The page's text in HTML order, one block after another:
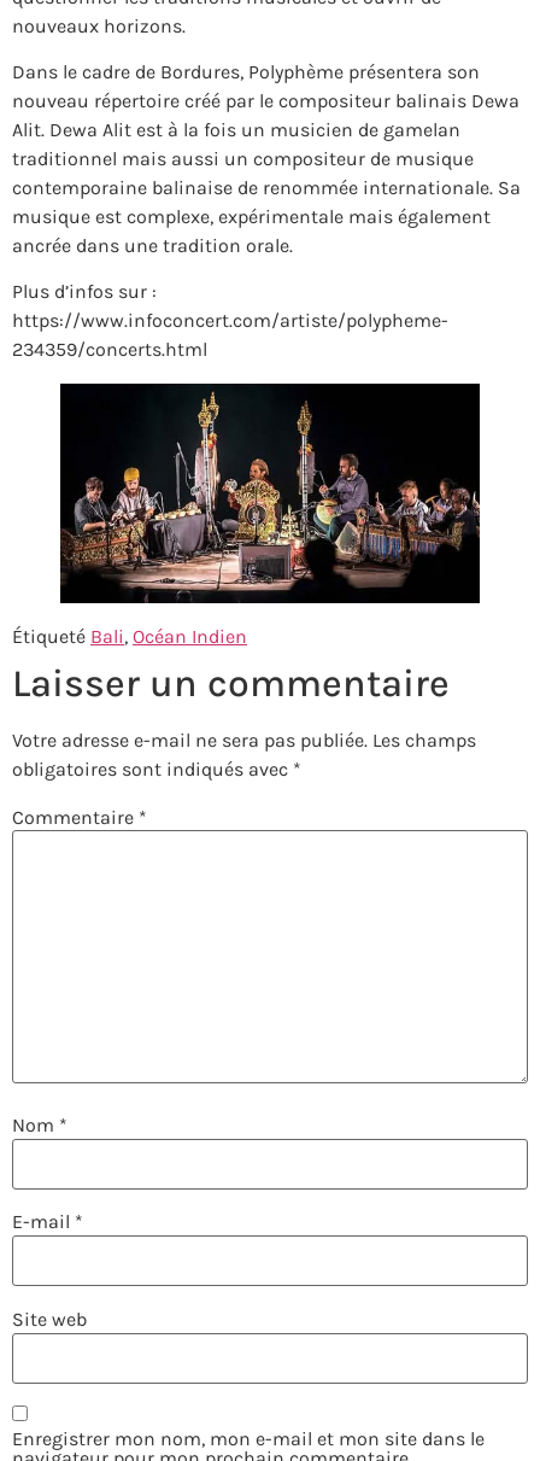
nouveaux horizons.
Dans le cadre de Bordures, Polyphème présentera son
nouveau répertoire créé par le compositeur balinais Dewa
Alit. Dewa Alit est à la fois un musicien de gamelan
traditionnel mais aussi un compositeur de musique
contemporaine balinaise de renommée internationale. Sa
musique est complexe, expérimentale mais également
ancrée dans une tradition orale.
Plus d’infos sur :
https://www.infoconcert.com/artiste/polypheme-
234359/concerts.html
Étiqueté Bali, Océan Indien
Laisser un commentaire
Votre adresse e-mail ne sera pas publiée. Les champs
obligatoires sont indiqués avec *
Commentaire *
Nom *
E-mail *
Site web
Enregistrer mon nom, mon e-mail et mon site dans le